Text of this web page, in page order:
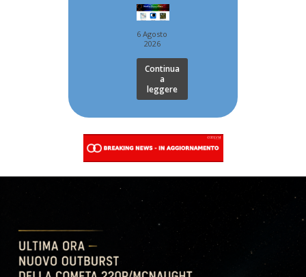
6 Agosto
2026
Continua
a
leggere